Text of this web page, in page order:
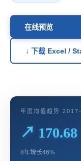
在线预览
↓ 下载 Excel /
年度均值趋势
↗ 170.68
8年增长46%